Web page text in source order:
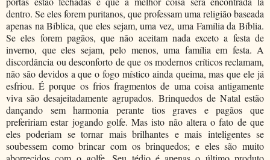
dentro. Se eles forem puritanos, que professam uma religião baseada
apenas na Bíblica, que eles sejam, uma vez, uma Família da Bíblia.
Se eles forem pagãos, que não aceitam nada exceto a festa de
inverno, que eles sejam, pelo menos, uma família em festa. A
discordância ou desconforto de que os modernos críticos reclamam,
não são devidos a que o fogo místico ainda queima, mas que ele já
esfriou. É porque os frios fragmentos de uma coisa antigamente
viva são desajeitadamente agrupados. Brinquedos de Natal estão
dançando sem harmonia perante tios graves e pagãos que
prefeririam estar jogando golfe. Mas isto não altera o fato de que
eles poderiam se tornar mais brilhantes e mais inteligentes se
soubessem como brincar com os brinquedos; e eles são muito